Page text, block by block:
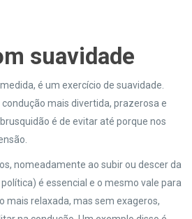
suavidade
é um exercício de suavidade.
mais divertida, prazerosa e
é de evitar até porque nos
nomeadamente ao subir ou descer da
é essencial e o mesmo vale para
mais relaxada, mas sem exageros,